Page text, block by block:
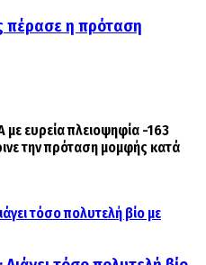
πέρασε η πρόταση
με ευρεία πλειοψηφία -163
την πρόταση μομφής κατά